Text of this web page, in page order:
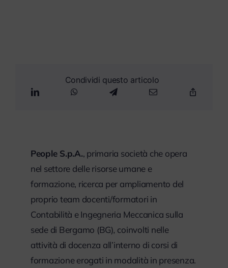
Condividi questo articolo
People S.p.A., primaria società che opera
nel settore delle risorse umane e
formazione, ricerca per ampliamento del
proprio team docenti/formatori in
Contabilità e Ingegneria Meccanica sulla
sede di Bergamo (BG), coinvolti nelle
attività di docenza all’interno di corsi di
formazione erogati in modalità in presenza.